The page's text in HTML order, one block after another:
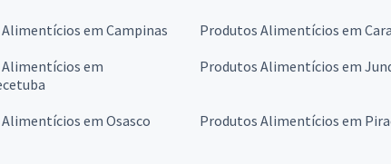
em Campinas Produtos Alimentícios em
em
Produtos Alimentícios em
em Osasco Produtos Alimentícios em